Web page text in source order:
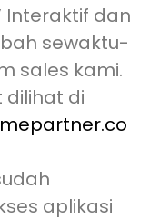
Interaktif dan
sewaktu-
sales kami.
dilihat di
aplikasi